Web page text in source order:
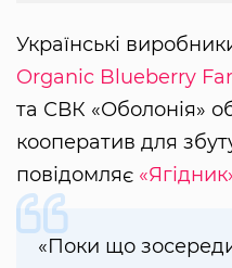
Українські
Organic Blueberry
та СВК «Оболонія»
кооператив для
повідомляє
«Поки що